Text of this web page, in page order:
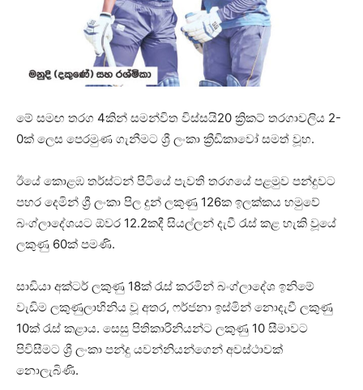
මේ සමඟ තරග 4කින් සමන්විත විස්සයි20 ක්‍රිකට් තරගාවලිය 2-
0ක් ලෙස පෙරමුණ ගැනීමට ශ්‍රී ලංකා ක්‍රීඩිකාවෝ සමත් වූහ.
ඊයේ කොළඹ තර්ස්ටන් පිටියේ පැවති තරගයේ පළමුව පන්දුවට
පහර දෙමින් ශ්‍රී ලංකා පිල දුන් ලකුණු 126ක ඉලක්කය හමුවේ
බංග්ලාදේශයට ඕවර 12.2කදී සියල්ලන් දැවී රැස් කළ හැකි වූයේ
ලකුණු 60ක් පමණි.
සාඩියා අක්ටර් ලකුණු 18ක් රැස් කරමින් බංග්ලාදේශ ඉනිමේ
වැඩිම ලකුණුලාභිනිය වූ අතර, ෆර්ජනා ඉස්මින් නොදැවී ලකුණු
10ක් රැස් කළාය. සෙසු පිතිකාරිනියන්ට ලකුණු 10 සීමාවට
පිවිසීමට ශ්‍රී ලංකා පන්දු යවන්නියන්ගෙන් අවස්ථාවක්
නොලැබිණි.